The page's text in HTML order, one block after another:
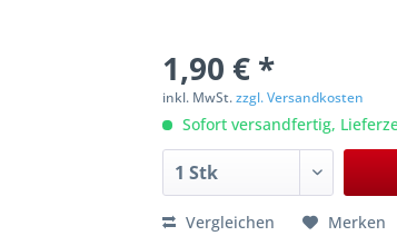
1,90 € *
inkl. MwSt.zzgl. Versandkosten
Sofort versandfertig,
Vergleichen Merken